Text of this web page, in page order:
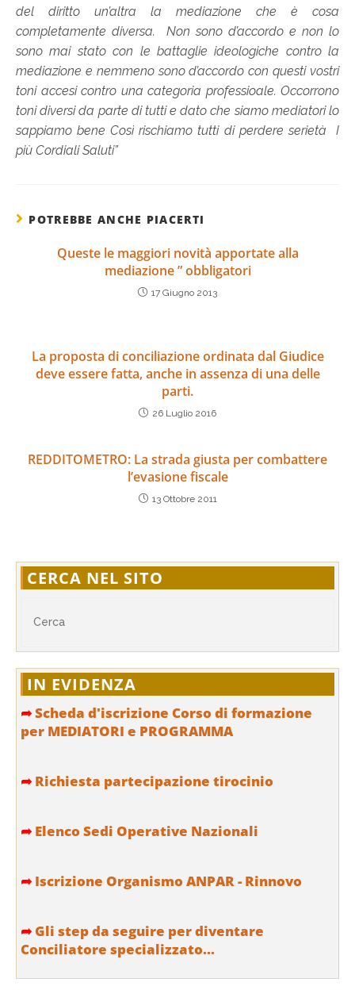
del diritto un’altra la mediazione che è cosa
completamente diversa. Non sono d’accordo e non lo
sono mai stato con le battaglie ideologiche contro la
mediazione e nemmeno sono d’accordo con questi vostri
toni accesi contro una categoria professioale. Occorrono
toni diversi da parte di tutti e dato che siamo mediatori lo
sappiamo bene Così rischiamo tutti di perdere serietà I
più Cordiali Saluti”
POTREBBE ANCHE PIACERTI
Queste le maggiori novità apportate alla
mediazione ” obbligatori
17 Giugno 2013
La proposta di conciliazione ordinata dal Giudice
deve essere fatta, anche in assenza di una delle
parti.
26 Luglio 2016
REDDITOMETRO: La strada giusta per combattere
l’evasione fiscale
13 Ottobre 2011
CERCA NEL SITO
IN EVIDENZA
➦Scheda d'iscrizione Corso di formazione
per MEDIATORI e PROGRAMMA
➦ Richiesta partecipazione tirocinio
➦ Elenco Sedi Operative Nazionali
➦ Iscrizione Organismo ANPAR - Rinnovo
➦ Gli step da seguire per diventare
Conciliatore specializzato...